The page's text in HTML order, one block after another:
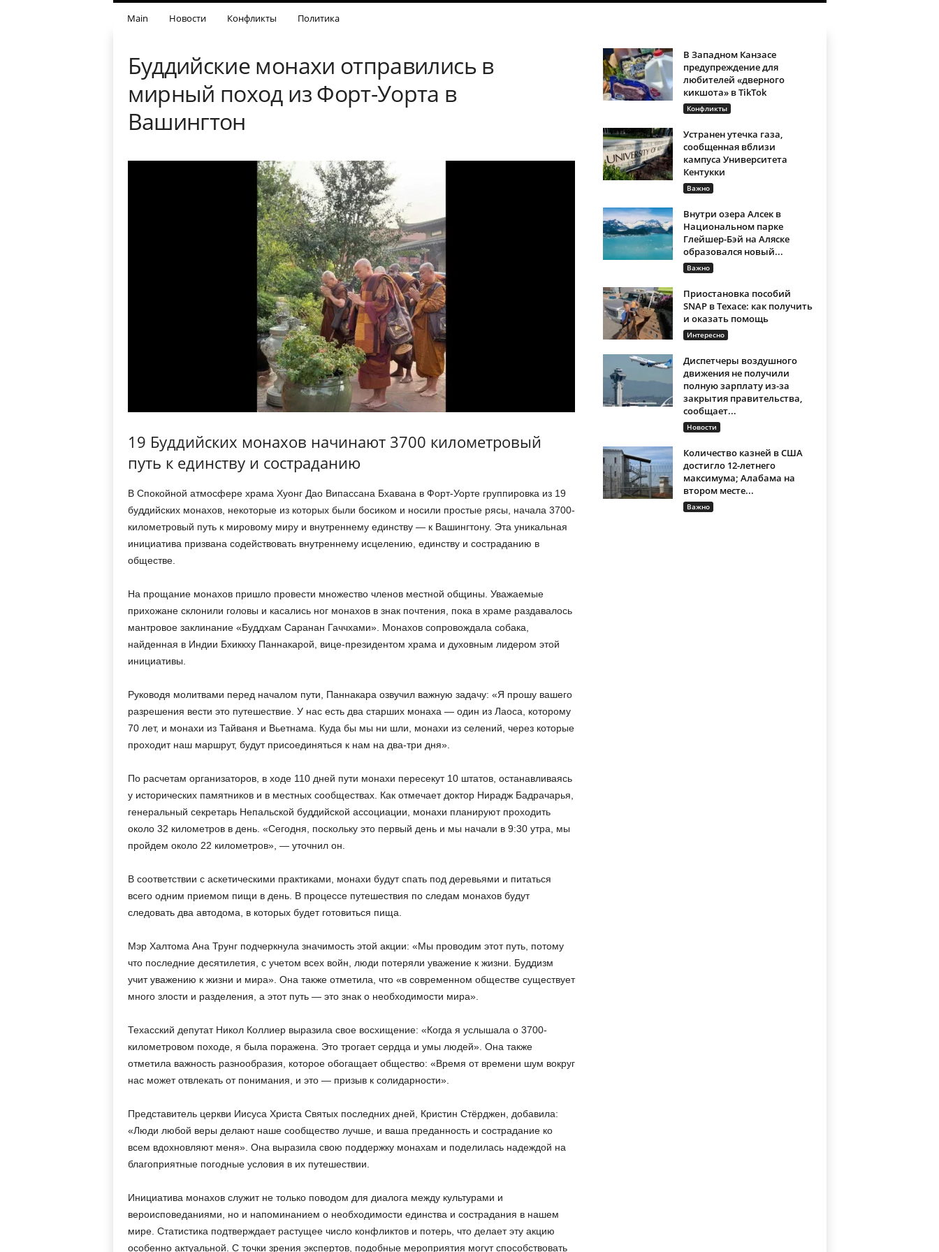
Main Новости Конфликты Политика
Буддийские монахи отправились в
мирный поход из Форт-Уорта в
Вашингтон
19 Буддийских монахов начинают 3700 километровый
путь к единству и состраданию
В Спокойной атмосфере храма Хуонг Дао Випассана Бхавана в Форт-Уорте группировка из 19
буддийских монахов, некоторые из которых были босиком и носили простые рясы, начала 3700-
километровый путь к мировому миру и внутреннему единству — к Вашингтону. Эта уникальная
инициатива призвана содействовать внутреннему исцелению, единству и состраданию в
обществе.
На прощание монахов пришло провести множество членов местной общины. Уважаемые
прихожане склонили головы и касались ног монахов в знак почтения, пока в храме раздавалось
мантровое заклинание «Буддхам Саранан Гаччхами». Монахов сопровождала собака,
найденная в Индии Бхиккху Паннакарой, вице-президентом храма и духовным лидером этой
инициативы.
Руководя молитвами перед началом пути, Паннакара озвучил важную задачу: «Я прошу вашего
разрешения вести это путешествие. У нас есть два старших монаха — один из Лаоса, которому
70 лет, и монахи из Тайваня и Вьетнама. Куда бы мы ни шли, монахи из селений, через которые
проходит наш маршрут, будут присоединяться к нам на два-три дня».
По расчетам организаторов, в ходе 110 дней пути монахи пересекут 10 штатов, останавливаясь
у исторических памятников и в местных сообществах. Как отмечает доктор Нирадж Бадрачарья,
генеральный секретарь Непальской буддийской ассоциации, монахи планируют проходить
около 32 километров в день. «Сегодня, поскольку это первый день и мы начали в 9:30 утра, мы
пройдем около 22 километров», — уточнил он.
В соответствии с аскетическими практиками, монахи будут спать под деревьями и питаться
всего одним приемом пищи в день. В процессе путешествия по следам монахов будут
следовать два автодома, в которых будет готовиться пища.
Мэр Халтома Ана Трунг подчеркнула значимость этой акции: «Мы проводим этот путь, потому
что последние десятилетия, с учетом всех войн, люди потеряли уважение к жизни. Буддизм
учит уважению к жизни и мира». Она также отметила, что «в современном обществе существует
много злости и разделения, а этот путь — это знак о необходимости мира».
Техасский депутат Никол Коллиер выразила свое восхищение: «Когда я услышала о 3700-
километровом походе, я была поражена. Это трогает сердца и умы людей». Она также
отметила важность разнообразия, которое обогащает общество: «Время от времени шум вокруг
нас может отвлекать от понимания, и это — призыв к солидарности».
Представитель церкви Иисуса Христа Святых последних дней, Кристин Стёрджен, добавила:
«Люди любой веры делают наше сообщество лучше, и ваша преданность и сострадание ко
всем вдохновляют меня». Она выразила свою поддержку монахам и поделилась надеждой на
благоприятные погодные условия в их путешествии.
Инициатива монахов служит не только поводом для диалога между культурами и
вероисповеданиями, но и напоминанием о необходимости единства и сострадания в нашем
мире. Статистика подтверждает растущее число конфликтов и потерь, что делает эту акцию
особенно актуальной. С точки зрения экспертов, подобные мероприятия могут способствовать
В Западном Канзасе
предупреждение для
любителей «дверного
кикшота» в TikTok
Конфликты
Устранен утечка газа,
сообщенная вблизи
кампуса Университета
Кентукки
Важно
Внутри озера Алсек в
Национальном парке
Глейшер-Бэй на Аляске
образовался новый...
Важно
Приостановка пособий
SNAP в Техасе: как получить
и оказать помощь
Интересно
Диспетчеры воздушного
движения не получили
полную зарплату из-за
закрытия правительства,
сообщает...
Новости
Количество казней в США
достигло 12-летнего
максимума; Алабама на
втором месте...
Важно